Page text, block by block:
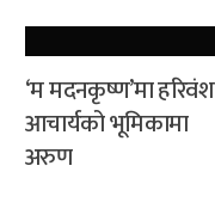
‘म मदनकृष्ण’मा हरिवंश
आचार्यको भूमिकामा
अरुण